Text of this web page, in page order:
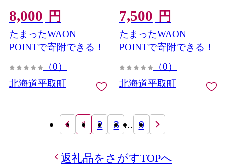
8,000 円
たまったWAON
POINTで寄附できる！
（0）
北海道平取町
7,500 円
たまったWAON
POINTで寄附できる！
（0）
北海道平取町
1 2 3 ... 9
返礼品をさがすTOPへ